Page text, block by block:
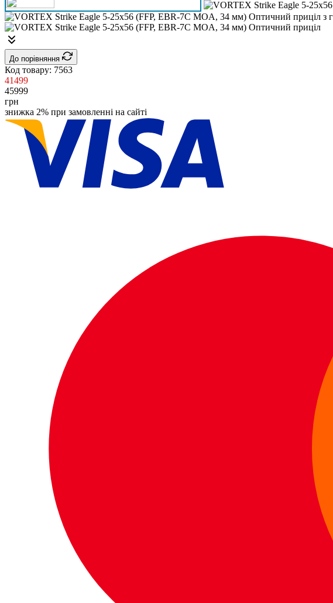
До порівняння
Код товару: 7563
41499
45999
грн
знижка 2% при замовленні на сайті